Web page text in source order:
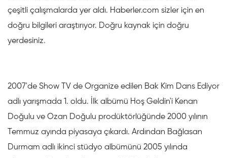
çeşitli çalışmalarda yer aldı. Haberler.com sizler için en
doğru bilgileri araştırıyor. Doğru kaynak için doğru
yerdesiniz.
2007'de Show TV de Organize edilen Bak Kim Dans Ediyor
adlı yarışmada 1. oldu. İlk albümü Hoş Geldin'i Kenan
Doğulu ve Ozan Doğulu prodüktörlüğünde 2000 yılının
Temmuz ayında piyasaya çıkardı. Ardından Bağlasan
Durmam adlı ikinci stüdyo albümünü 2005 yılında